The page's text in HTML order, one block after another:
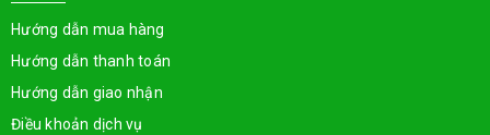
Hướng dẫn mua hàng
Hướng dẫn thanh toán
Hướng dẫn giao nhận
Điều khoản dịch vụ